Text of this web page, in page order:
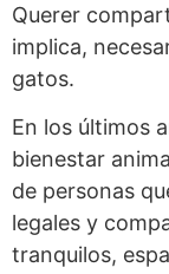
Querer
implica,
gatos.
En los últimos
bienestar
de personas
legales y
tranquilos,